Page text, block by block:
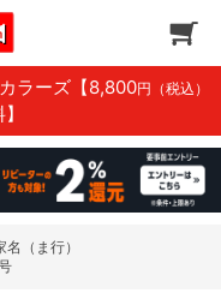
ラーズ 【8,800円（税込）
名（ま行）